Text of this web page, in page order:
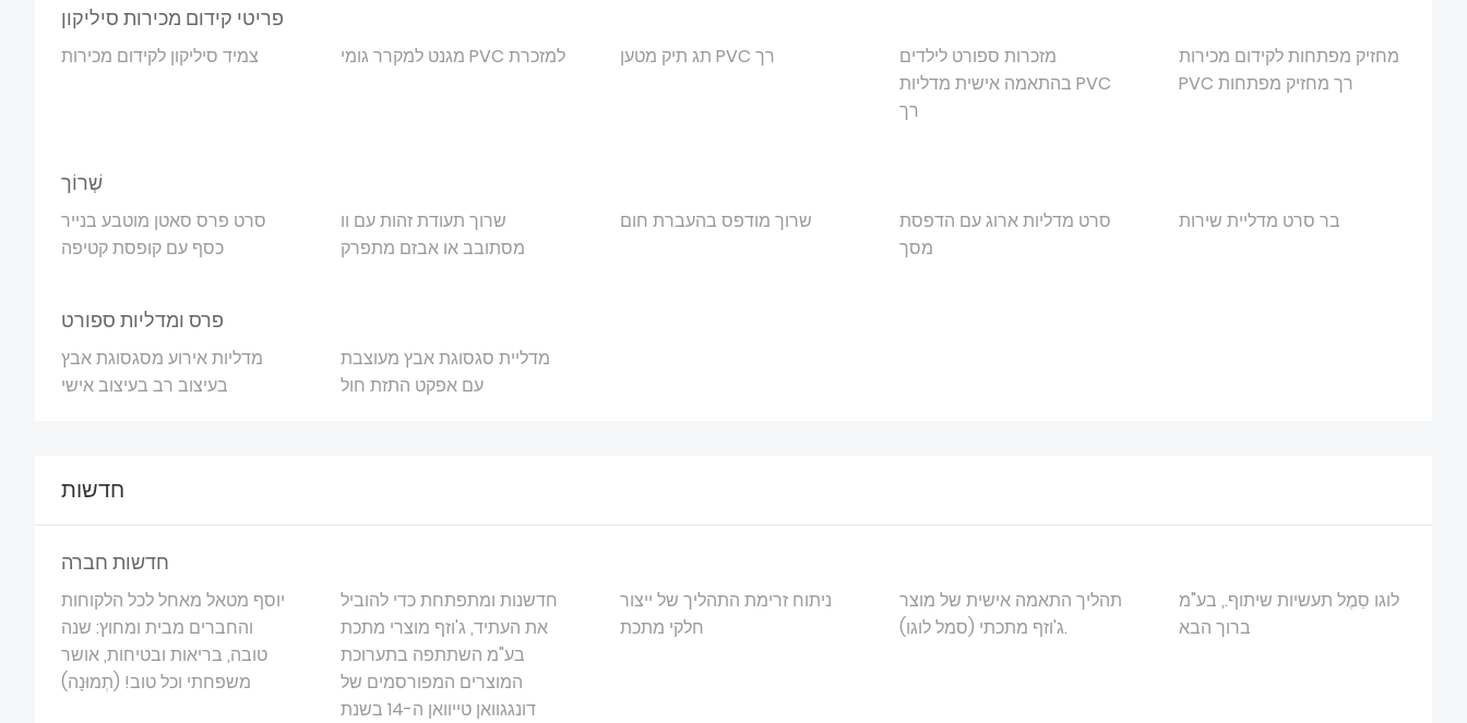
פריטי קידום מכירות סיליקון
צמיד סיליקון לקידום מכירות מגנט למקרר גומי PVC למזכרת תג תיק מטען PVC רך
מזכרות ספורט לילדים
בהתאמה אישית מדליות PVC
רך
מחזיק מפתחות לקידום מכירות
PVC רך מחזיק מפתחות
שְׁרוֹך
סרט פרס סאטן מוטבע בנייר
כסף עם קופסת קטיפה
שרוך תעודת זהות עם וו
מסתובב או אבזם מתפרק
שרוך מודפס בהעברת חום
סרט מדליות ארוג עם הדפסת
מסך
בר סרט מדליית שירות
פרס ומדליות ספורט
מדליות אירוע מסגסוגת אבץ
בעיצוב רב בעיצוב אישי
מדליית סגסוגת אבץ מעוצבת
עם אפקט התזת חול
חדשות
חדשות חברה
יוסף מטאל מאחל לכל הלקוחות
והחברים מבית ומחוץ: שנה
טובה, בריאות ובטיחות, אושר
משפחתי וכל טוב! (תְמוּנָה)
חדשנות ומתפתחת כדי להוביל
את העתיד, ג'וזף מוצרי מתכת
בע"מ השתתפה בתערוכת
המוצרים המפורסמים של
דונגגוואן טייוואן ה-14 בשנת
ניתוח זרימת התהליך של ייצור
חלקי מתכת
תהליך התאמה אישית של מוצר
ג'וזף מתכתי (סמל לוגו).
לוגו סֵמֶל תעשיות שיתוף., בע"מ
ברוך הבא